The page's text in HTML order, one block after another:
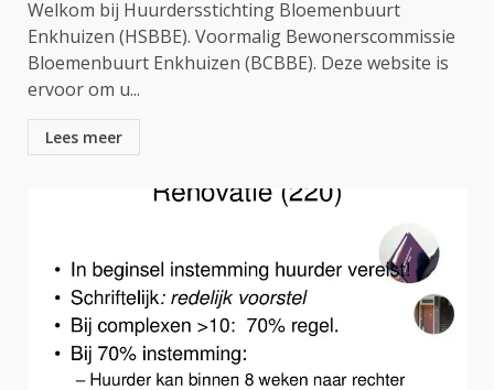
Welkom bij Huurdersstichting Bloemenbuurt
Enkhuizen (HSBBE). Voormalig Bewonerscommissie
Bloemenbuurt Enkhuizen (BCBBE). Deze website is
ervoor om u...
Lees meer